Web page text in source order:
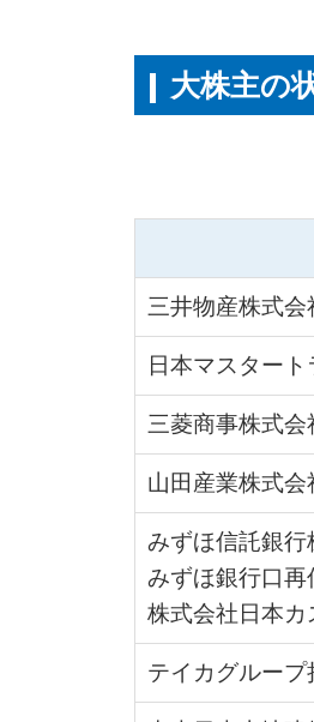
大株主の
三井物産株式会
日本マスタート
三菱商事株式会
山田産業株式会
みずほ信託銀
みずほ銀行口再
株式会社日本カ
テイカグループ